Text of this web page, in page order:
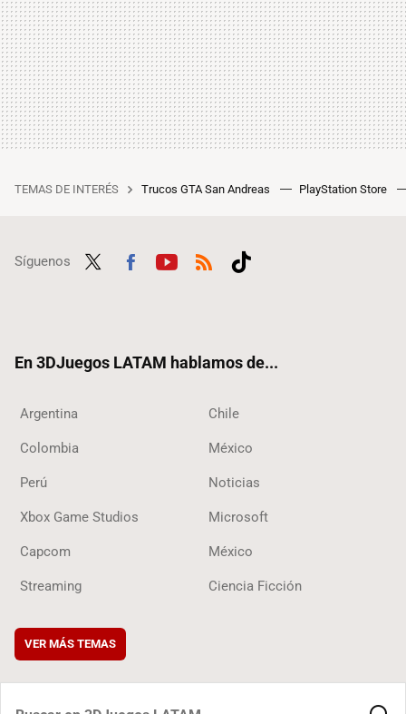
TEMAS DE INTERÉS Trucos GTA San Andreas PlayStation Store
Síguenos
En 3DJuegos LATAM hablamos de...
Argentina Chile
Colombia México
Perú Noticias
Xbox Game Studios Microsoft
Capcom México
Streaming Ciencia Ficción
VER MÁS TEMAS